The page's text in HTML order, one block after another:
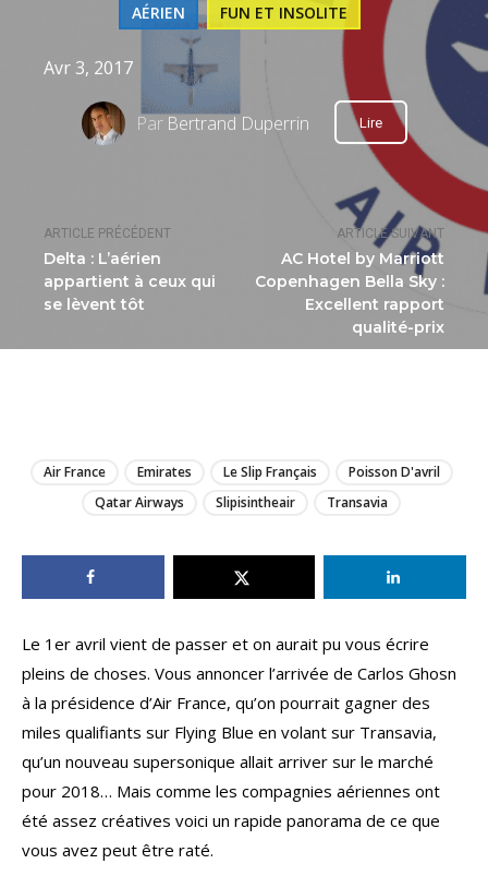
ARTICLE PRÉCÉDENT
Delta : L’aérien
appartient à ceux qui
se lèvent tôt
ARTICLE SUIVANT
AC Hotel by Marriott
Copenhagen Bella Sky :
Excellent rapport
qualité-prix
AÉRIEN FUN ET INSOLITE
Avr 3, 2017
ParBertrand Duperrin Lire
Air France Emirates Le Slip Français
Poisson D'avril
Qatar Airways
Slipisintheair Transavia
Le 1er avril vient de passer et on aurait pu vous écrire
pleins de choses. Vous annoncer l’arrivée de Carlos Ghosn
à la présidence d’Air France, qu’on pourrait gagner des
miles qualifiants sur Flying Blue en volant sur Transavia,
qu’un nouveau supersonique allait arriver sur le marché
pour 2018… Mais comme les compagnies aériennes ont
été assez créatives voici un rapide panorama de ce que
vous avez peut être raté.